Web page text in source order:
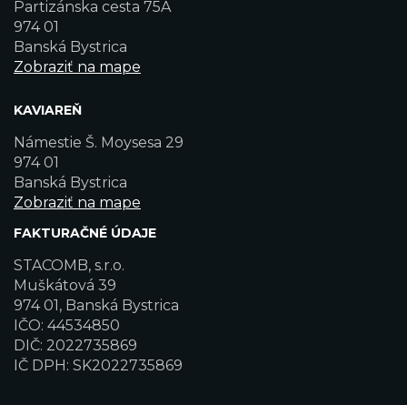
Partizánska cesta 75A
974 01
Banská Bystrica
Zobraziť na mape
KAVIAREŇ
Námestie Š. Moysesa 29
974 01
Banská Bystrica
Zobraziť na mape
FAKTURAČNÉ ÚDAJE
STACOMB, s.r.o.
Muškátová 39
974 01, Banská Bystrica
IČO: 44534850
DIČ: 2022735869
IČ DPH: SK2022735869